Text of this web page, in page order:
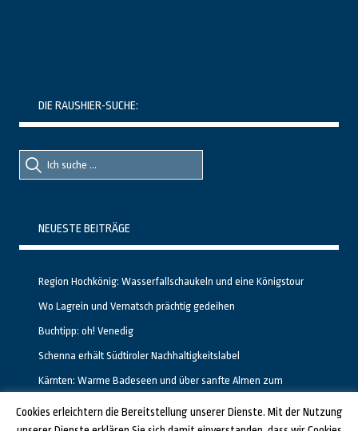
DIE RAUSHIER-SUCHE:
Suche
nach::
Suche
nach:
NEUESTE BEITRÄGE
Region Hochkönig: Wasserfallschaukeln und eine Königstour
Wo Lagrein und Vernatsch prächtig gedeihen
Buchtipp: oh! Venedig
Schenna erhält Südtiroler Nachhaltigkeitslabel
Kärnten: Warme Badeseen und über sanfte Almen zum
Cookies erleichtern die Bereitstellung unserer Dienste. Mit der Nutzung